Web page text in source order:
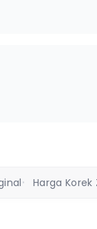
• Harga Korek